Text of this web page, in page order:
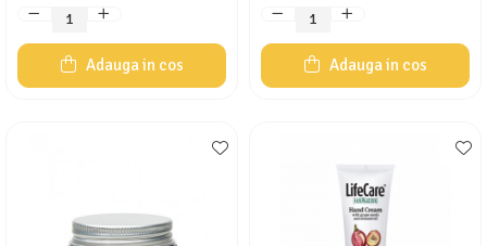
Adauga in cos Adauga in cos